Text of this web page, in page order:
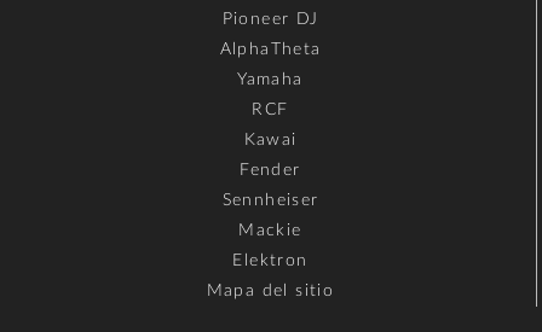
Pioneer DJ
AlphaTheta
Yamaha
RCF
Kawai
Fender
Sennheiser
Mackie
Elektron
Mapa del sitio